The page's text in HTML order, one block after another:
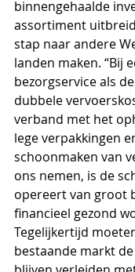
binnengehaalde
assortiment
stap naar andere
landen maken. “Bij
bezorgservice als
dubbele
verband met het
lege verpakkingen
schoonmaken van
ons nemen, is de
opereert van groot
financieel gezond
Tegelijkertijd
bestaande markt